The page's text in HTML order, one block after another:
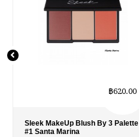
Sleek MakeUp Blush By 3 Palette
#1 Santa Marina
฿620.00